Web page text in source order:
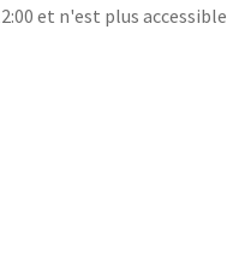
et n'est plus accessible